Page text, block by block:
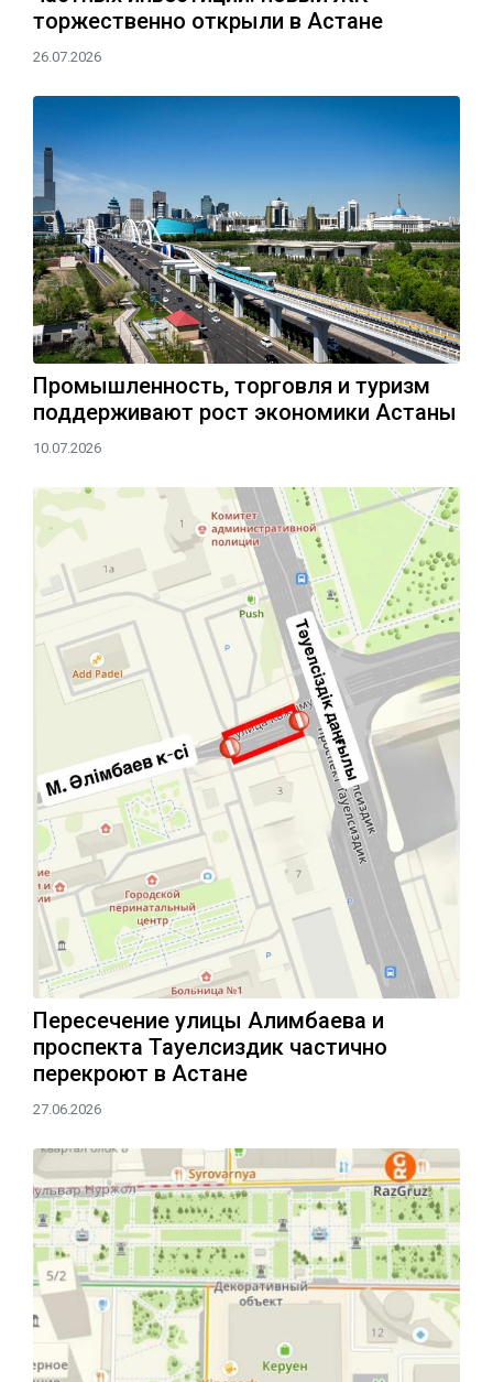
торжественно открыли в Астане
26.07.2026
Промышленность, торговля и туризм
поддерживают рост экономики Астаны
10.07.2026
Пересечение улицы Алимбаева и
проспекта Тауелсиздик частично
перекроют в Астане
27.06.2026